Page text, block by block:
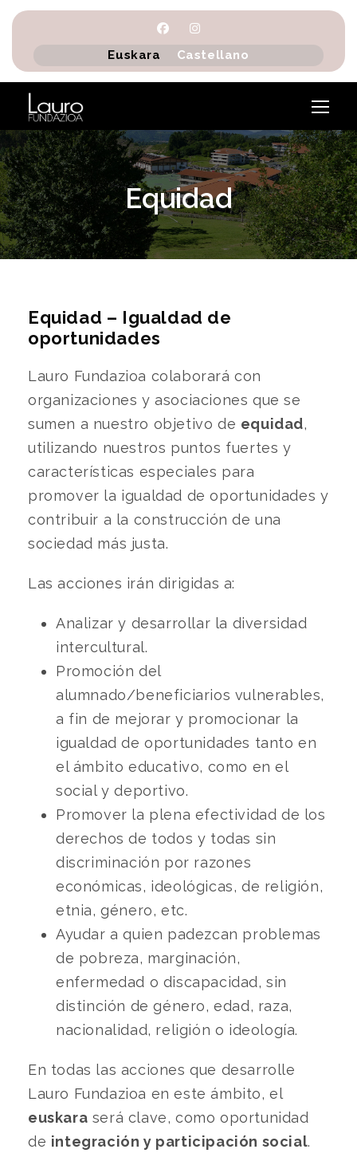
Euskara Castellano
Equidad
Equidad – Igualdad de
oportunidades
Lauro Fundazioa colaborará con
organizaciones y asociaciones que se
sumen a nuestro objetivo de equidad,
utilizando nuestros puntos fuertes y
características especiales para
promover la igualdad de oportunidades y
contribuir a la construcción de una
sociedad más justa.
Las acciones irán dirigidas a:
Analizar y desarrollar la diversidad
intercultural.
Promoción del
alumnado/beneficiarios vulnerables,
a fin de mejorar y promocionar la
igualdad de oportunidades tanto en
el ámbito educativo, como en el
social y deportivo.
Promover la plena efectividad de los
derechos de todos y todas sin
discriminación por razones
económicas, ideológicas, de religión,
etnia, género, etc.
Ayudar a quien padezcan problemas
de pobreza, marginación,
enfermedad o discapacidad, sin
distinción de género, edad, raza,
nacionalidad, religión o ideología.
En todas las acciones que desarrolle
Lauro Fundazioa en este ámbito, el
euskara será clave, como oportunidad
de integración y participación social.